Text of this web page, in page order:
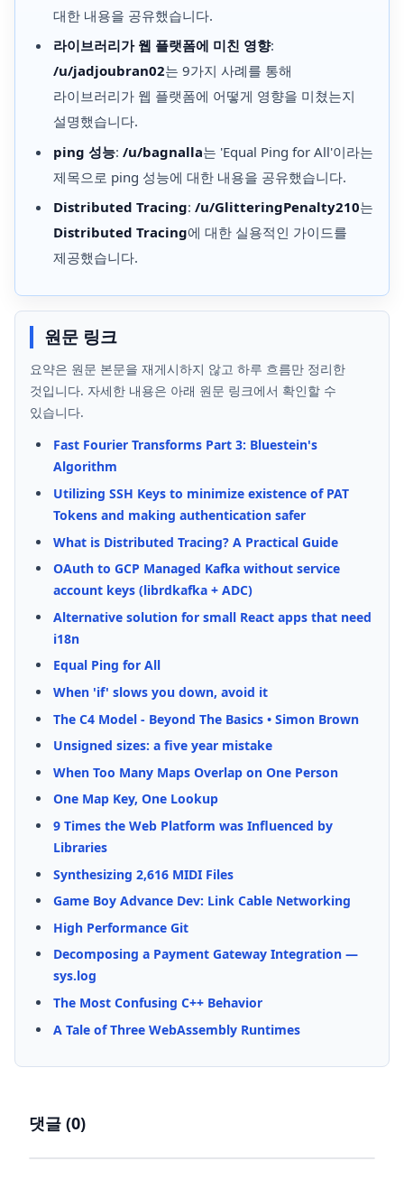
대한 내용을 공유했습니다.
라이브러리가 웹 플랫폼에 미친 영향:
/u/jadjoubran02는 9가지 사례를 통해
라이브러리가 웹 플랫폼에 어떻게 영향을 미쳤는지
설명했습니다.
ping 성능: /u/bagnalla는 'Equal Ping for All'이라는
제목으로 ping 성능에 대한 내용을 공유했습니다.
Distributed Tracing: /u/GlitteringPenalty210는
Distributed Tracing에 대한 실용적인 가이드를
제공했습니다.
원문 링크
요약은 원문 본문을 재게시하지 않고 하루 흐름만 정리한
것입니다. 자세한 내용은 아래 원문 링크에서 확인할 수
있습니다.
Fast Fourier Transforms Part 3: Bluestein's
Algorithm
Utilizing SSH Keys to minimize existence of PAT
Tokens and making authentication safer
What is Distributed Tracing? A Practical Guide
OAuth to GCP Managed Kafka without service
account keys (librdkafka + ADC)
Alternative solution for small React apps that need
i18n
Equal Ping for All
When 'if' slows you down, avoid it
The C4 Model - Beyond The Basics • Simon Brown
Unsigned sizes: a five year mistake
When Too Many Maps Overlap on One Person
One Map Key, One Lookup
9 Times the Web Platform was Influenced by
Libraries
Synthesizing 2,616 MIDI Files
Game Boy Advance Dev: Link Cable Networking
High Performance Git
Decomposing a Payment Gateway Integration —
sys.log
The Most Confusing C++ Behavior
A Tale of Three WebAssembly Runtimes
댓글 (0)